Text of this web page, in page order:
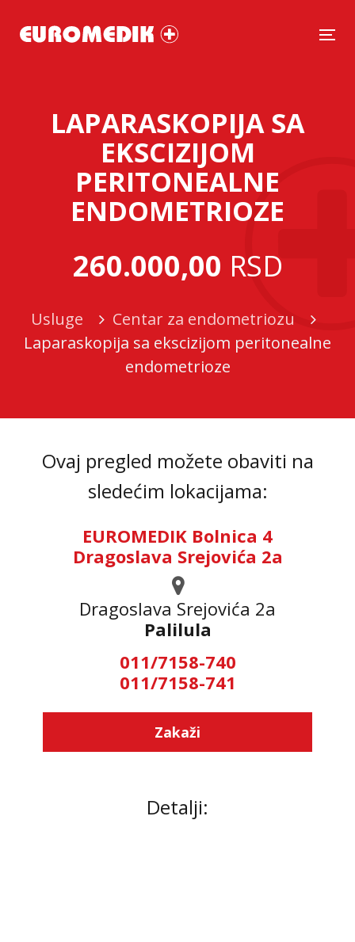
LAPARASKOPIJA SA
EKSCIZIJOM
PERITONEALNE
ENDOMETRIOZE
260.000,00 RSD
Usluge
Centar za endometriozu
Laparaskopija sa ekscizijom peritonealne
endometrioze
Ovaj pregled možete obaviti na
sledećim lokacijama:
EUROMEDIK Bolnica 4
Dragoslava Srejovića 2a
Dragoslava Srejovića 2а
Palilula
011/7158-740
011/7158-741
Zakaži
Detalji: